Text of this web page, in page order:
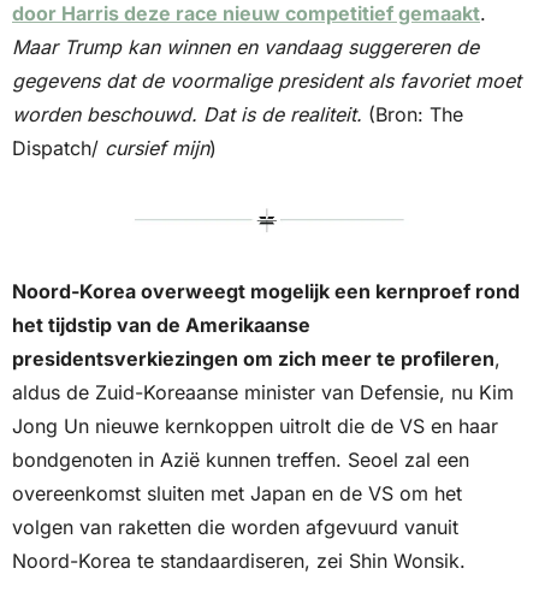
door Harris deze race nieuw competitief gemaakt
Maar Trump kan winnen en vandaag suggereren de
gegevens dat de voormalige president als favoriet moet
worden beschouwd. Dat is de realiteit. (Bron: The
Dispatch/ cursief mijn)
Noord-Korea overweegt mogelijk een kernproef rond
het tijdstip van de Amerikaanse
presidentsverkiezingen om zich meer te profileren,
aldus de Zuid-Koreaanse minister van Defensie, nu Kim
Jong Un nieuwe kernkoppen uitrolt die de VS en haar
bondgenoten in Azië kunnen treffen. Seoel zal een
overeenkomst sluiten met Japan en de VS om het
volgen van raketten die worden afgevuurd vanuit
Noord-Korea te standaardiseren, zei Shin Wonsik.